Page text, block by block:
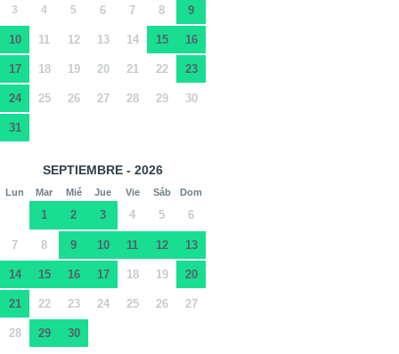
3 4 5 6 7 8 9
10 11 12 13 14 15 16
17 18 19 20 21 22 23
24 25 26 27 28 29 30
31
SEPTIEMBRE - 2026
Lun Mar Mié Jue Vie Sáb Dom
1 2 3 4 5 6
7 8 9 10 11 12 13
14 15 16 17 18 19 20
21 22 23 24 25 26 27
28 29 30